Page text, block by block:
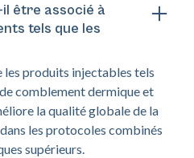
il être associé à
tels que les
produits injectables tels
comblement dermique et
la qualité globale de la
les protocoles combinés
supérieurs.